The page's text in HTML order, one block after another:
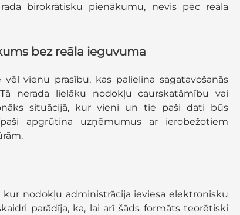
birokrātisku pienākumu, nevis pēc reāla
bez reāla ieguvuma
vienu prasību, kas palielina sagatavošanās
nerada lielāku nodokļu caurskatāmību vai
situācijā, kur vieni un tie paši dati būs
apgrūtina uzņēmumus ar ierobežotiem
kur nodokļu administrācija ieviesa elektronisku
parādīja, ka, lai arī šāds formāts teorētiski